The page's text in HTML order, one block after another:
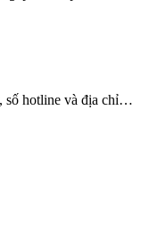
số hotline và địa chỉ…